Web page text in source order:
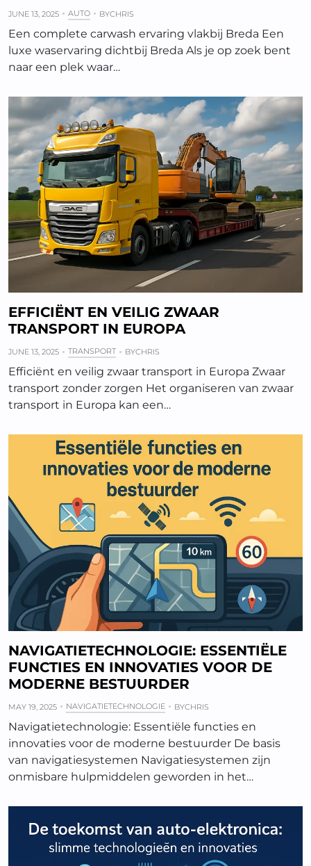
JUNE 13, 2025 AUTO BYCHRIS
Een complete carwash ervaring vlakbij Breda Een
luxe waservaring dichtbij Breda Als je op zoek bent
naar een plek waar…
EFFICIËNT EN VEILIG ZWAAR
TRANSPORT IN EUROPA
JUNE 13, 2025 TRANSPORT BYCHRIS
Efficiënt en veilig zwaar transport in Europa Zwaar
transport zonder zorgen Het organiseren van zwaar
transport in Europa kan een…
NAVIGATIETECHNOLOGIE: ESSENTIËLE
FUNCTIES EN INNOVATIES VOOR DE
MODERNE BESTUURDER
MAY 19, 2025 NAVIGATIETECHNOLOGIE BYCHRIS
Navigatietechnologie: Essentiële functies en
innovaties voor de moderne bestuurder De basis
van navigatiesystemen Navigatiesystemen zijn
onmisbare hulpmiddelen geworden in het…